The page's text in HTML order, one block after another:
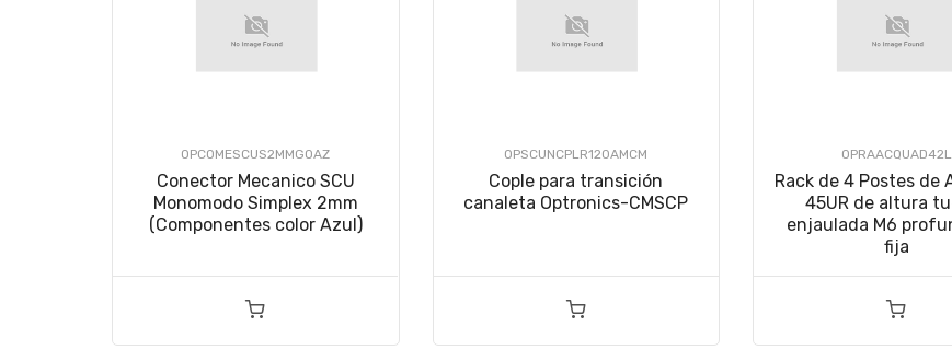
OPCOMESCUS2MMGOAZ
Conector Mecanico SCU
Monomodo Simplex 2mm
(Componentes color Azul)
OPSCUNCPLR120AMCM
Cople para transición
canaleta Optronics-CMSCP
OPRAACQUAD42L
Rack de 4 Postes de
45UR de altura
enjaulada M6
fija